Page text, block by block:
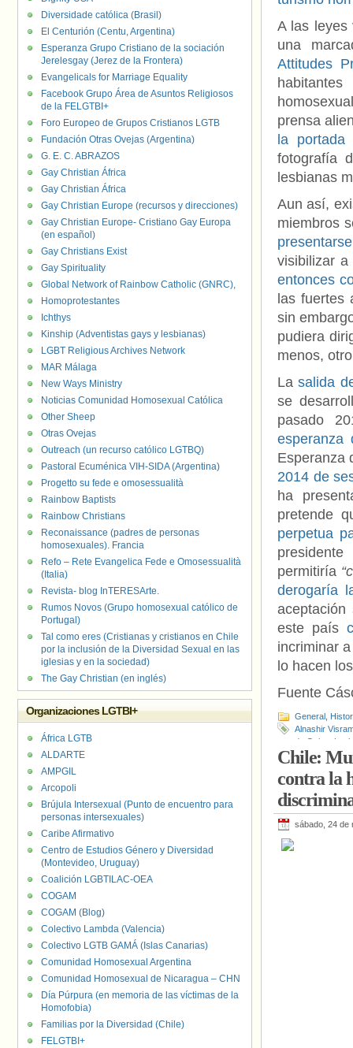
A las leyes
una
Attitudes
prensa
la
fotografía
lesbianas
Aun así,
miembros
visibilizar
entonces
las fuertes
sin
pudiera
menos,
Lasalida
se
pasado
esperanza
Esperanza
2014 de
ha
pretende
perpetua
permitiría
derogaría
este país
incriminar
lo hacen
Fuente
General
Alnashir
de Gais y
George Maina
Mombasa ,
Chile:
contra la
sábado, 24 de
Diversidade católica (Brasil)
El Centurión (Centu, Argentina)
Esperanza Grupo Cristiano de la sociación
Jerelesgay (Jerez de la Frontera)
Evangelicals for Marriage Equality
Facebook Grupo Área de Asuntos Religiosos
de la FELGTBI+
Foro Europeo de Grupos Cristianos LGTB
Fundación Otras Ovejas (Argentina)
G. E. C. ABRAZOS
Gay Christian África
Gay Christian África
Gay Christian Europe (recursos y direcciones)
Gay Christian Europe- Cristiano Gay Europa
(en español)
Gay Christians Exist
Gay Spirituality
Global Network of Rainbow Catholic (GNRC),
Homoprotestantes
Ichthys
Kinship (Adventistas gays y lesbianas)
LGBT Religious Archives Network
MAR Málaga
New Ways Ministry
Noticias Comunidad Homosexual Católica
Other Sheep
Otras Ovejas
Outreach (un recurso católico LGTBQ)
Pastoral Ecuménica VIH-SIDA (Argentina)
Progetto su fede e omosessualità
Rainbow Baptists
Rainbow Christians
Reconaissance (padres de personas
homosexuales). Francia
Refo – Rete Evangelica Fede e Omosessualità
(Italia)
Revista- blog InTERESArte.
Rumos Novos (Grupo homosexual católico de
Portugal)
Tal como eres (Cristianas y cristianos en Chile
por la inclusión de la Diversidad Sexual en las
iglesias y en la sociedad)
The Gay Christian (en inglés)
Organizaciones LGTBI+
África LGTB
ALDARTE
AMPGIL
Arcopoli
Brújula Intersexual (Punto de encuentro para
personas intersexuales)
Caribe Afirmativo
Centro de Estudios Género y Diversidad
(Montevideo, Uruguay)
Coalición LGBTILAC-OEA
COGAM
COGAM (Blog)
Colectivo Lambda (Valencia)
Colectivo LGTB GAMÁ (Islas Canarias)
Comunidad Homosexual Argentina
Comunidad Homosexual de Nicaragua – CHN
Día Púrpura (en memoria de las víctimas de la
Homofobia)
Familias por la Diversidad (Chile)
FELGTBI+